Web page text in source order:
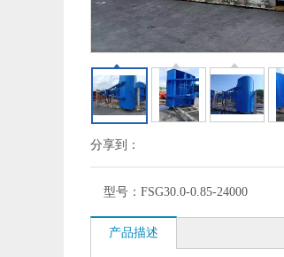
分享到：
型号： FSG30.0-0.85-24000
产品描述